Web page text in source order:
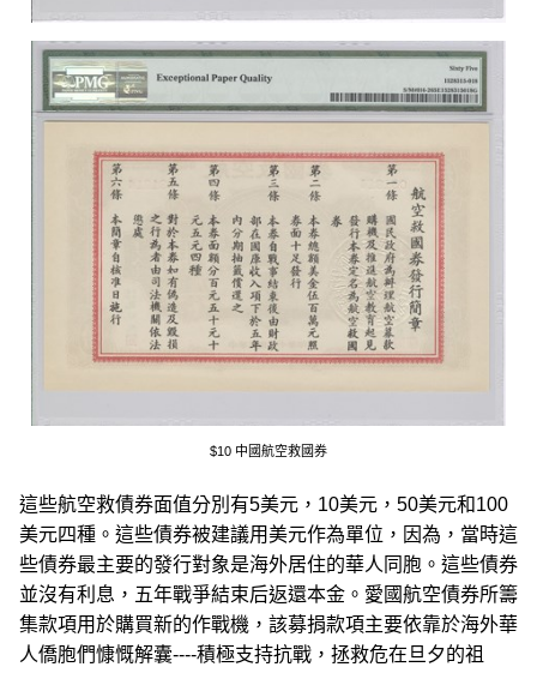
$10 中國航空救國券
這些航空救債券面值分別有5美元，10美元，50美元和100
美元四種。這些債券被建議用美元作為單位，因為，當時這
些債券最主要的發行對象是海外居住的華人同胞。這些債券
並沒有利息，五年戰爭結束后返還本金。愛國航空債券所籌
集款項用於購買新的作戰機，該募捐款項主要依靠於海外華
人僑胞們慷慨解囊----積極支持抗戰，拯救危在旦夕的祖